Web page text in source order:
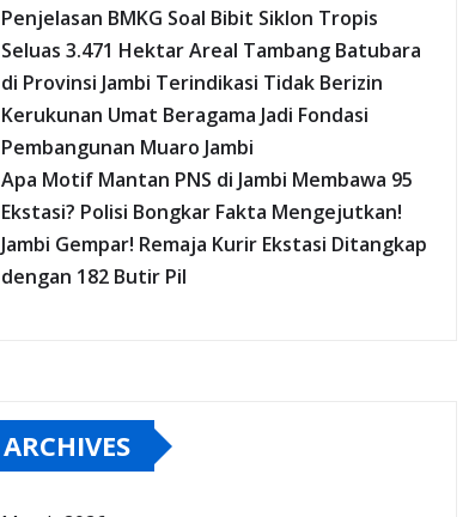
Penjelasan BMKG Soal Bibit Siklon Tropis
Seluas 3.471 Hektar Areal Tambang Batubara
di Provinsi Jambi Terindikasi Tidak Berizin
Kerukunan Umat Beragama Jadi Fondasi
Pembangunan Muaro Jambi
Apa Motif Mantan PNS di Jambi Membawa 95
Ekstasi? Polisi Bongkar Fakta Mengejutkan!
Jambi Gempar! Remaja Kurir Ekstasi Ditangkap
dengan 182 Butir Pil
ARCHIVES